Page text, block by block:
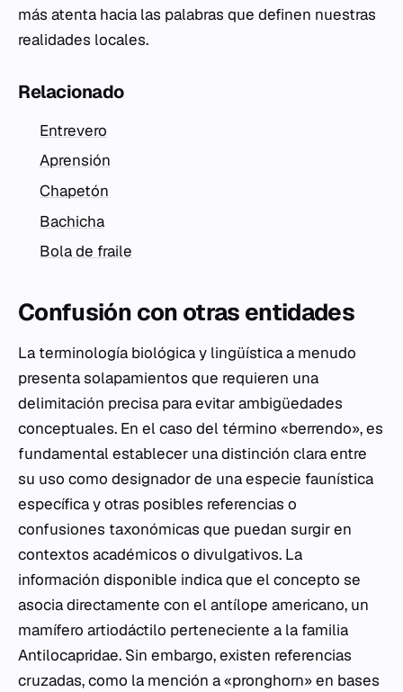
más atenta hacia las palabras que definen nuestras
realidades locales.
Relacionado
Entrevero
Aprensión
Chapetón
Bachicha
Bola de fraile
Confusión con otras entidades
La terminología biológica y lingüística a menudo
presenta solapamientos que requieren una
delimitación precisa para evitar ambigüedades
conceptuales. En el caso del término «berrendo», es
fundamental establecer una distinción clara entre
su uso como designador de una especie faunística
específica y otras posibles referencias o
confusiones taxonómicas que puedan surgir en
contextos académicos o divulgativos. La
información disponible indica que el concepto se
asocia directamente con el antílope americano, un
mamífero artiodáctilo perteneciente a la familia
Antilocapridae. Sin embargo, existen referencias
cruzadas, como la mención a «pronghorn» en bases